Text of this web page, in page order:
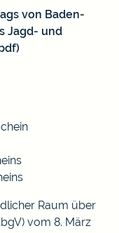
von Baden-
Jagd- und
Raum über
vom 8. März